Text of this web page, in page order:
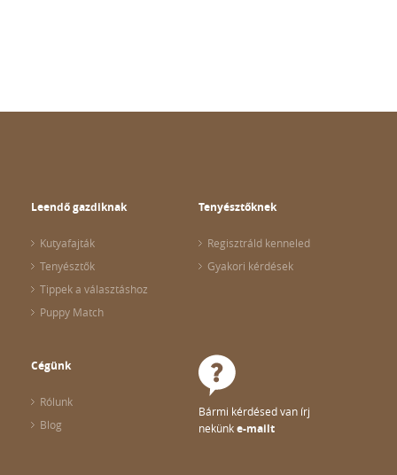
Leendő gazdiknak
Kutyafajták
Tenyésztők
Tippek a választáshoz
Puppy Match
Tenyésztőknek
Regisztráld kenneled
Gyakori kérdések
Cégünk
Rólunk
Blog
Bármi kérdésed van írj
nekünke-mailt